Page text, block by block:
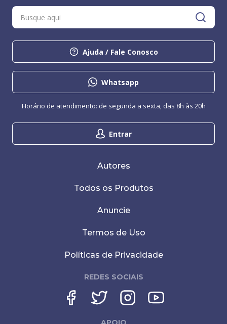
Ajuda / Fale Conosco
Whatsapp
Entrar
Horário de atendimento: de segunda a sexta, das 8h às 20h
Autores
Todos os Produtos
Anuncie
Termos de Uso
Políticas de Privacidade
REDES SOCIAIS